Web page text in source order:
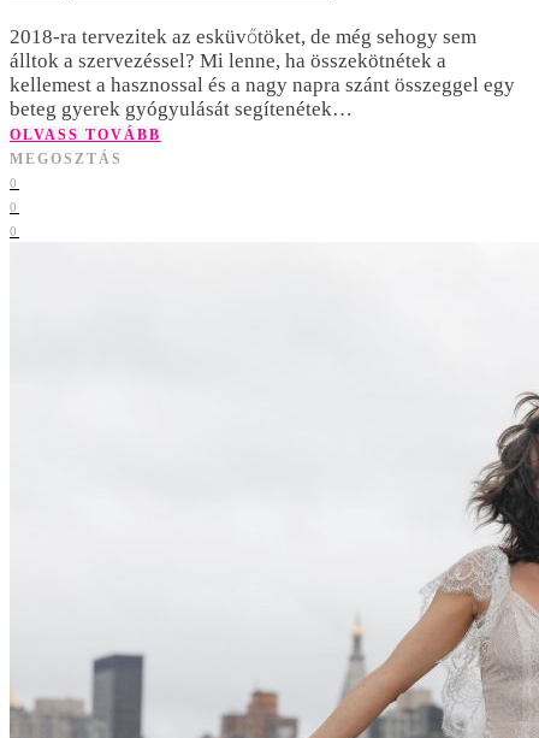
2018-ra tervezitek az esküvőtöket, de még sehogy sem
álltok a szervezéssel? Mi lenne, ha összekötnétek a
kellemest a hasznossal és a nagy napra szánt összeggel egy
beteg gyerek gyógyulását segítenétek…
OLVASS TOVÁBB
MEGOSZTÁS
0
0
0